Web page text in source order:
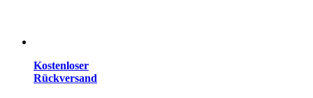
Kostenloser
Rückversand